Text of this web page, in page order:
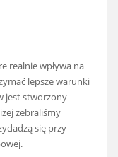
realnie wpływa na
lepsze warunki
jest stworzony
zebraliśmy
się przy